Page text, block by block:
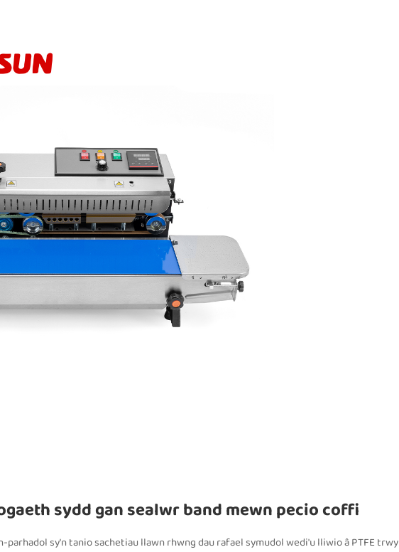
sydd gan sealwr band mewn pecio coffi
parhadol sy'n tanio sachetiau llawn rhwng dau rafael symudol wedi'u lliwio â PTFE trwy